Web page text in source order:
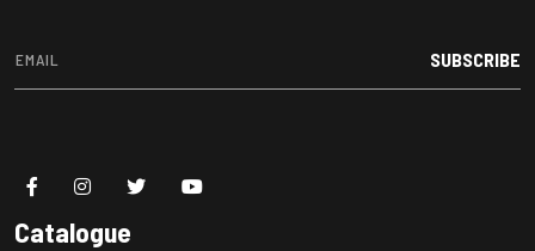
SUBSCRIBE
Catalogue